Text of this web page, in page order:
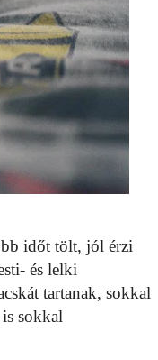
időt tölt, jól érzi
és lelki
tartanak, sokkal
sokkal